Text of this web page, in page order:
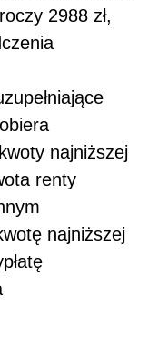
2988 zł,
najniższej
renty
najniższej